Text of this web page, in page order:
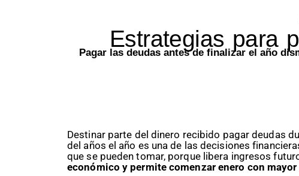
Estrategias para
Pagar las deudas antes de finalizar el año
Destinar parte del dinero recibido pagar deudas
del años el año es una de las decisiones
que se pueden tomar, porque libera ingresos
económico y permite comenzar enero con